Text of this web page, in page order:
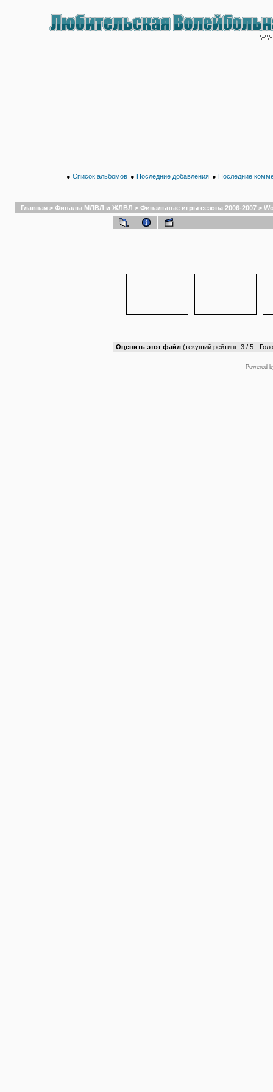
● Список альбомов ● Последние добавления ● Последние
Главная > Финалы МЛВЛ и ЖЛВЛ > Финальные игры сезона 2006-2007 >
Оценить этот файл (текущий рейтинг: 3 / 5 -
Powered